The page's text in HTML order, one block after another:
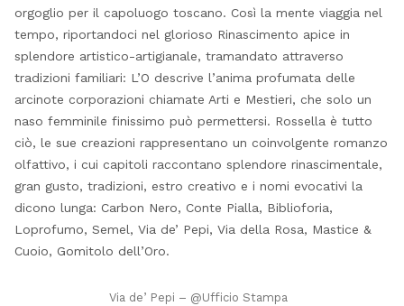
orgoglio per il capoluogo toscano. Così la mente viaggia nel
tempo, riportandoci nel glorioso Rinascimento apice in
splendore artistico-artigianale, tramandato attraverso
tradizioni familiari: L’O descrive l’anima profumata delle
arcinote corporazioni chiamate Arti e Mestieri, che solo un
naso femminile finissimo può permettersi. Rossella è tutto
ciò, le sue creazioni rappresentano un coinvolgente romanzo
olfattivo, i cui capitoli raccontano splendore rinascimentale,
gran gusto, tradizioni, estro creativo e i nomi evocativi la
dicono lunga: Carbon Nero, Conte Pialla, Biblioforia,
Loprofumo, Semel, Via de’ Pepi, Via della Rosa, Mastice &
Cuoio, Gomitolo dell’Oro.
Via de’ Pepi – @Ufficio Stampa